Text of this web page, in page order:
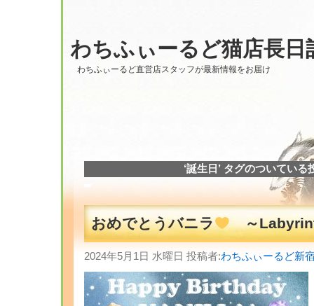
わちふぃーるど猫店長日
わちふぃーるど直営店スタッフが最新情報をお届け
‘誕生日’ タグのついている
おめでとうバニラ ～
2024年5月1日 水曜日 投稿者:わちふぃーるど新